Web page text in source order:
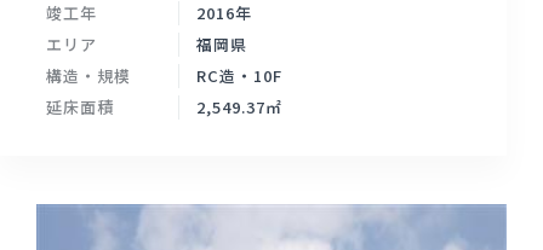
竣工年
2016年
エリア
福岡県
構造・規模
RC造・10F
延床面積
2,549.37㎡